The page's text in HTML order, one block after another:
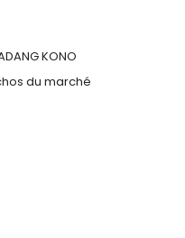
KONO
du marché